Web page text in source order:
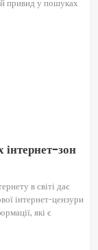
привид у пошуках
інтернет-зон
в світі дає
інтернет-цензури
які є